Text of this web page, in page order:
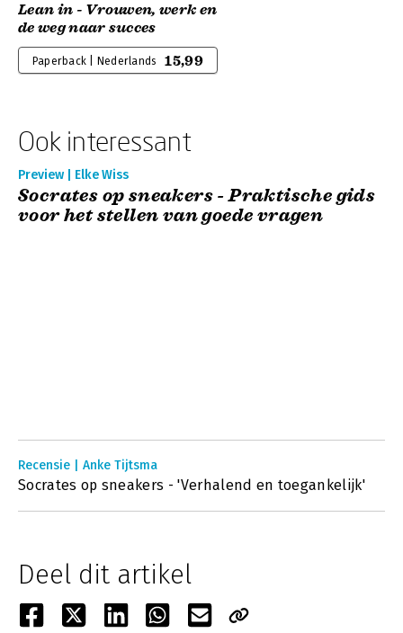
Lean in - Vrouwen, werk en
de weg naar succes
Paperback | Nederlands 15,99
Ook interessant
Preview | Elke Wiss
Socrates op sneakers - Praktische gids
voor het stellen van goede vragen
Recensie | Anke Tijtsma
Socrates op sneakers - 'Verhalend en toegankelijk'
Deel dit artikel